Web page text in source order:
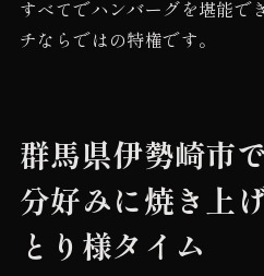
すべてでハンバーグを堪能で
チならではの特権です。
群馬県伊勢崎市
分好みに焼き上
とり様タイム